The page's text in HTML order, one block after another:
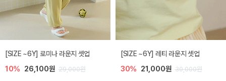
[SIZE ~6Y] 로미나 라운지 셋업
10% 26,100원 29,000원
[SIZE ~6Y] 레티 라운지 셋업
30% 21,000원 30,000원